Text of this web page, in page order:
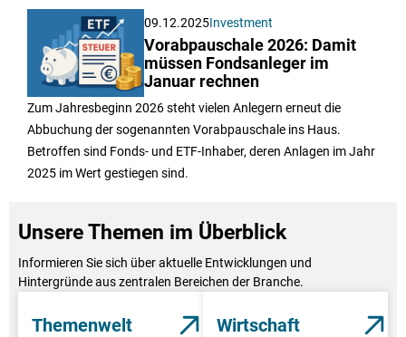
09.12.2025Investment
Vorabpauschale 2026: Damit
müssen Fondsanleger im
Januar rechnen
Zum Jahresbeginn 2026 steht vielen Anlegern erneut die
Abbuchung der sogenannten Vorabpauschale ins Haus.
Betroffen sind Fonds- und ETF-Inhaber, deren Anlagen im Jahr
2025 im Wert gestiegen sind.
Unsere Themen im Überblick
Informieren Sie sich über aktuelle Entwicklungen und
Hintergründe aus zentralen Bereichen der Branche.
Themenwelt Wirtschaft